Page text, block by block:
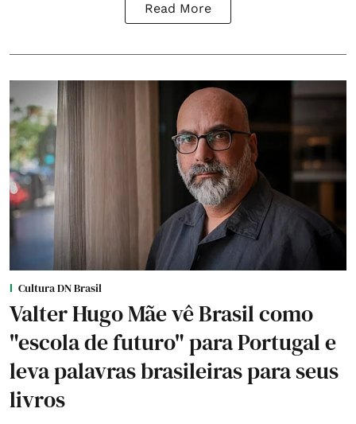
Read More
Cultura DN Brasil
Valter Hugo Mãe vê Brasil como
"escola de futuro" para Portugal e
leva palavras brasileiras para seus
livros